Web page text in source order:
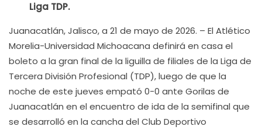
Liga TDP.
Juanacatlán, Jalisco, a 21 de mayo de 2026. – El Atlético
Morelia-Universidad Michoacana definirá en casa el
boleto a la gran final de la liguilla de filiales de la Liga de
Tercera División Profesional (TDP), luego de que la
noche de este jueves empató 0-0 ante Gorilas de
Juanacatlán en el encuentro de ida de la semifinal que
se desarrolló en la cancha del Club Deportivo